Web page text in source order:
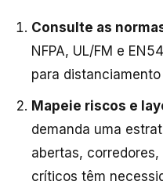
Consulte as
NFPA, UL/FM e
para
Mapeie riscos e
demanda uma
abertas,
críticos têm